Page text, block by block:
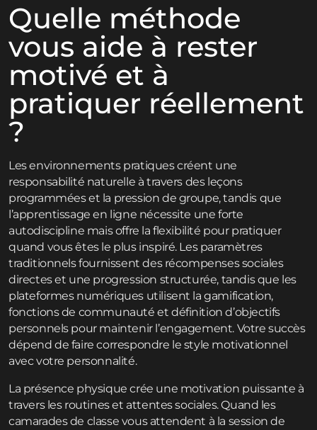
Quelle méthode
vous aide à rester
motivé et à
pratiquer réellement
?
Les environnements pratiques créent une
responsabilité naturelle à travers des leçons
programmées et la pression de groupe, tandis que
l’apprentissage en ligne nécessite une forte
autodiscipline mais offre la flexibilité pour pratiquer
quand vous êtes le plus inspiré. Les paramètres
traditionnels fournissent des récompenses sociales
directes et une progression structurée, tandis que les
plateformes numériques utilisent la gamification,
fonctions de communauté et définition d’objectifs
personnels pour maintenir l’engagement. Votre succès
dépend de faire correspondre le style motivationnel
avec votre personnalité.
La présence physique crée une motivation puissante à
travers les routines et attentes sociales. Quand les
camarades de classe vous attendent à la session de